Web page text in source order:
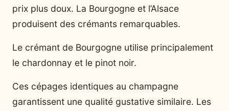
prix plus doux. La Bourgogne et l’Alsace
produisent des crémants remarquables.
Le crémant de Bourgogne utilise principalement
le chardonnay et le pinot noir.
Ces cépages identiques au champagne
garantissent une qualité gustative similaire. Les